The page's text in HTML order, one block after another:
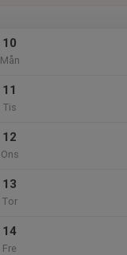
10
Mån
11
Tis
12
Ons
13
Tor
14
Fre